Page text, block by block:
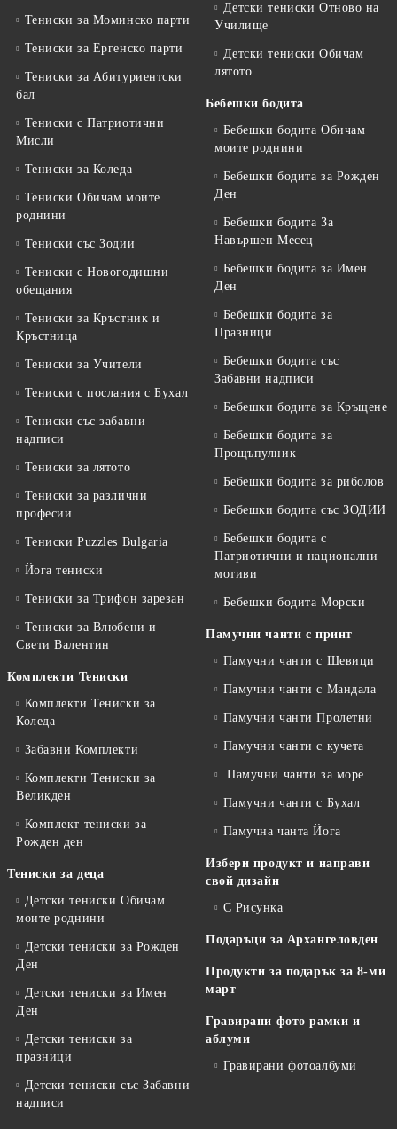
Тениски за Mоминско парти
Тениски за Eргенско парти
Тениски за Aбитуриентски
бал
Тениски с Патриотични
Мисли
Тениски за Коледа
Тениски Обичам моите
роднини
Тениски със Зодии
Тениски с Новогодишни
обещания
Тениски за Кръстник и
Кръстница
Тениски за Учители
Тениски с послания с Бухал
Тениски със забавни
надписи
Тениски за лятото
Тениски за различни
професии
Тениски Puzzles Bulgaria
Йога тениски
Тениски за Трифон зарезан
Тениски за Влюбени и
Свети Валентин
Комплекти Тениски
Комплекти Тениски за
Коледа
Забавни Комплекти
Комплекти Тениски за
Великден
Комплект тениски за
Рожден ден
Тениски за деца
Детски тениски Обичам
моите роднини
Детски тениски за Рожден
Ден
Детски тениски за Имен
Ден
Детски тениски за
празници
Детски тениски със Забавни
надписи
Детски тениски Отново на
Училище
Детски тениски Обичам
лятото
Бебешки бодита
Бебешки бодита Обичам
моите роднини
Бебешки бодита за Рожден
Ден
Бебешки бодита За
Навършен Месец
Бебешки бодита за Имен
Ден
Бебешки бодита за
Празници
Бебешки бодита със
Забавни надписи
Бебешки бодита за Кръщене
Бебешки бодита за
Прощъпулник
Бебешки бодита за риболов
Бебешки бодита със ЗОДИИ
Бебешки бодита с
Патриотични и национални
мотиви
Бебешки бодита Морски
Памучни чанти с принт
Памучни чанти с Шевици
Памучни чанти с Мандала
Памучни чанти Пролетни
Памучни чанти с кучета
Памучни чанти за море
Памучни чанти с Бухал
Памучна чанта Йога
Избери продукт и направи
свой дизайн
С Рисунка
Подаръци за Архангеловден
Продукти за подарък за 8-ми
март
Гравирани фото рамки и
аблуми
Гравирани фотоалбуми